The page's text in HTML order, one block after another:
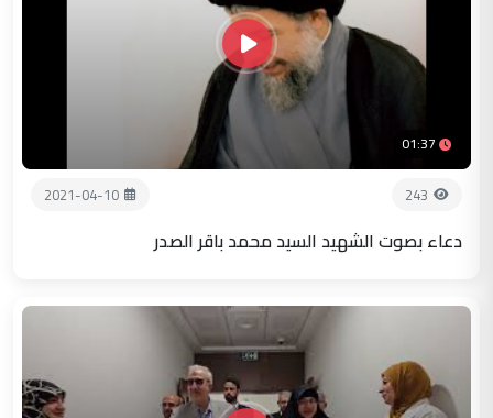
01:37
243
2021-04-10
دعاء بصوت الشهيد السيد محمد باقر الصدر